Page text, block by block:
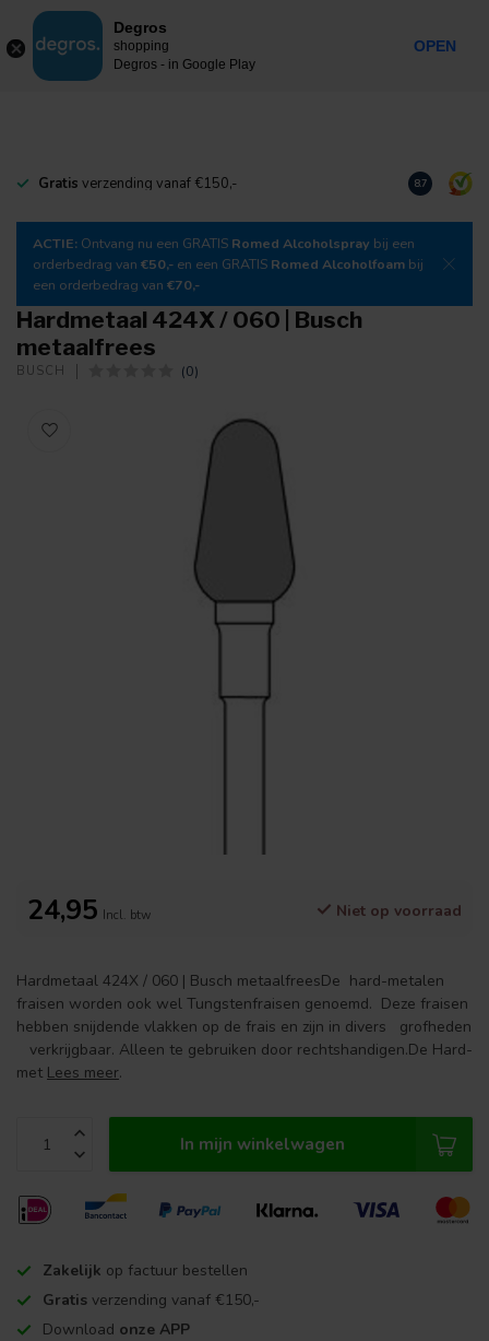
MENU
Gratis verzending vanaf €150,- Download
8.7
ACTIE: Ontvang nu een GRATIS Romed Alcoholspray bij een
orderbedrag van €50,- en een GRATIS Romed Alcoholfoam bij
een orderbedrag van €70,-
Hardmetaal 424X / 060 | Busch
metaalfrees
BUSCH (0)
24,95 Incl. btw Niet op voorraad
Hardmetaal 424X / 060 | Busch metaalfreesDe hard-metalen
fraisen worden ook wel Tungstenfraisen genoemd. Deze fraisen
hebben snijdende vlakken op de frais en zijn in divers grofheden
verkrijgbaar. Alleen te gebruiken door rechtshandigen.De Hard-
met Lees meer.
In mijn winkelwagen
Zakelijk op factuur bestellen
Gratis verzending vanaf €150,-
Download onze APP
Degros
shopping
Degros - in Google Play
OPEN